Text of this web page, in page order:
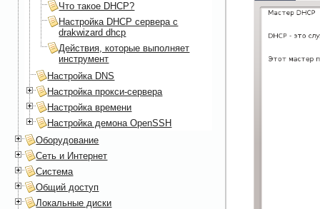
Что такое DHCP?
Настройка DHCP сервера с
drakwizard dhcp
Действия, которые выполняет
инструмент
Настройка DNS
Настройка прокси-сервера
Настройка времени
Настройка демона OpenSSH
Оборудование
Сеть и Интернет
Система
Общий доступ
Локальные диски